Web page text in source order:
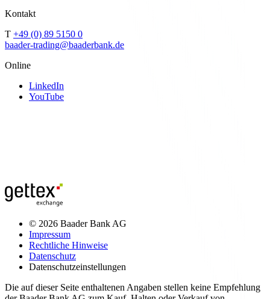
Kontakt
T +49 (0) 89 5150 0
baader-trading@baaderbank.de
Online
LinkedIn
YouTube
© 2026 Baader Bank AG
Impressum
Rechtliche Hinweise
Datenschutz
Datenschutzeinstellungen
Die auf dieser Seite enthaltenen Angaben stellen keine Empfehlung